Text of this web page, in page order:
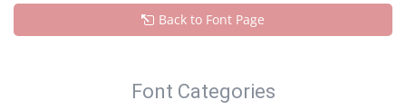
Back to Font Page
Font Categories